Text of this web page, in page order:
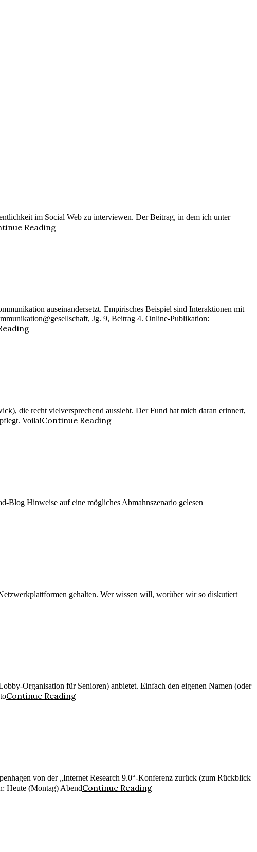
im Social Web zu interviewen. Der Beitrag, in dem ich unter
Reading
auseinandersetzt. Empirisches Beispiel sind Interaktionen mit
Jg. 9, Beitrag 4. Online-Publikation:
die recht vielversprechend aussieht. Der Fund hat mich daran erinnert,
Voila!Continue Reading
Blog Hinweise auf eine mögliches Abmahnszenario gelesen
gehalten. Wer wissen will, worüber wir so diskutiert
Organisation für Senioren) anbietet. Einfach den eigenen Namen (oder
Continue Reading
von der „Internet Research 9.0“-Konferenz zurück (zum Rückblick
Heute (Montag) AbendContinue Reading